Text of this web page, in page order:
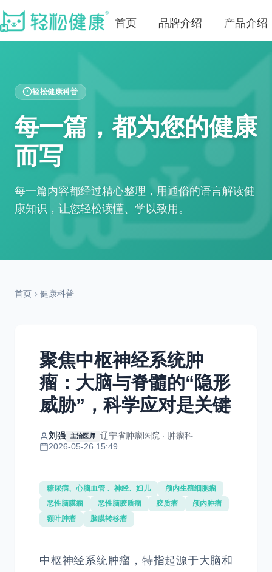
首页 品牌介绍 产品介绍
轻松健康科普
每一篇，都为您的健康
而写
每一篇内容都经过精心整理，用通俗的语言解读健
康知识，让您轻松读懂、学以致用。
首页 健康科普
聚焦中枢神经系统肿
瘤：大脑与脊髓的“隐形
威胁”，科学应对是关键
刘强 主治医师
辽宁省肿瘤医院 · 肿瘤科
2026-05-26 15:49
糖尿病、心脑血管 、神经、妇儿
颅内生殖细胞瘤
恶性脑膜瘤
恶性脑胶质瘤 胶质瘤
颅内肿瘤
额叶肿瘤
脑膜转移瘤
中枢神经系统肿瘤，特指起源于大脑和